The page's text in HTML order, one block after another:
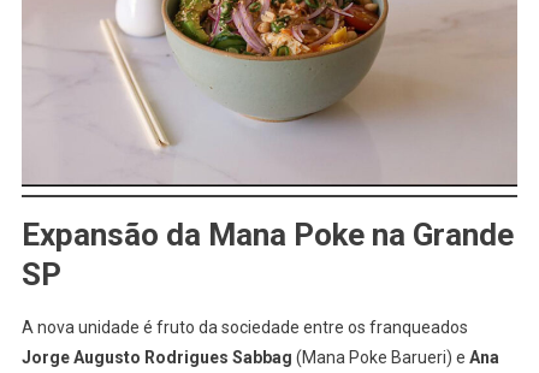
Expansão da Mana Poke na Grande
SP
A nova unidade é fruto da sociedade entre os franqueados
Jorge Augusto Rodrigues Sabbag (Mana Poke Barueri) e Ana